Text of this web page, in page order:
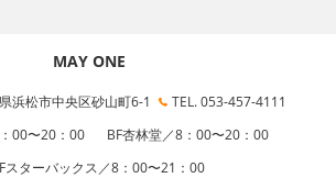
MAY ONE
浜松市中央区砂山町6-1
TEL. 053-457-4111
00〜20：00
BF杏林堂／8：00〜20：00
スターバックス／8：00〜21：00